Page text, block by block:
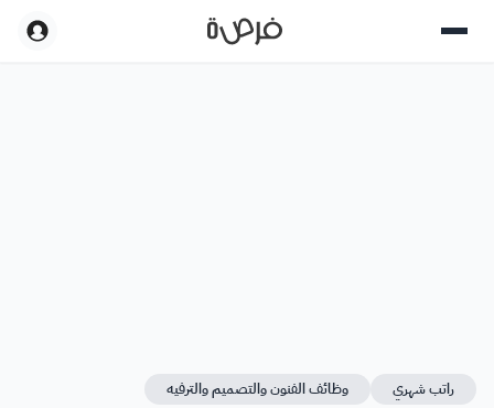
راتب شهري وظائف الفنون والتصميم والترفيه